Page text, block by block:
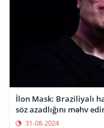
İlon Mask: Braziliyalı
söz azadlığını məhv
31-08-2024